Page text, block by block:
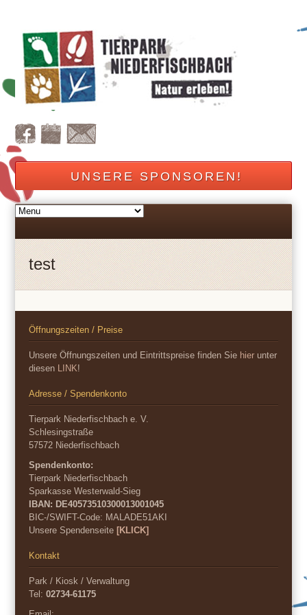
UNSERE SPONSOREN!
test
Öffnungszeiten / Preise
Unsere Öffnungszeiten und Eintrittspreise finden Sie hier unter
diesen LINK!
Adresse / Spendenkonto
Tierpark Niederfischbach e. V.
Schlesingstraße
57572 Niederfischbach
Spendenkonto:
Tierpark Niederfischbach
Sparkasse Westerwald-Sieg
IBAN: DE40573510300013001045
BIC-/SWIFT-Code: MALADE51AKI
Unsere Spendenseite [KLICK]
Kontakt
Park / Kiosk / Verwaltung
Tel:02734-61175